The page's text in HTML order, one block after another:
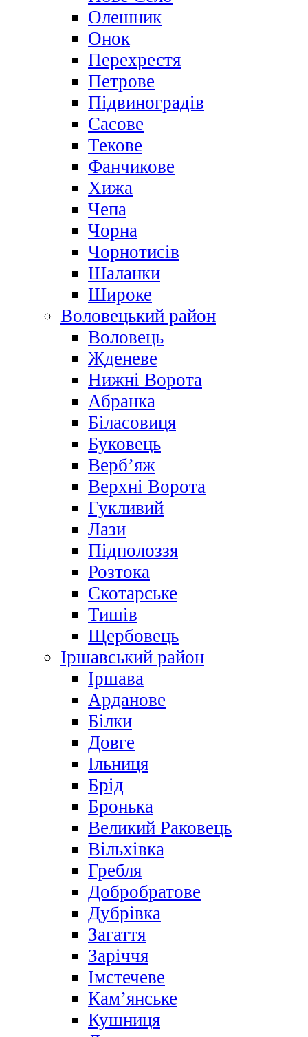
Олешник
Онок
Перехрестя
Петрове
Підвиноградів
Сасове
Текове
Фанчикове
Хижа
Чепа
Чорна
Чорнотисів
Шаланки
Широке
Воловецький район
Воловець
Жденеве
Нижні Ворота
Абранка
Біласовиця
Буковець
Верб’яж
Верхні Ворота
Гукливий
Лази
Підполоззя
Розтока
Скотарське
Тишів
Щербовець
Іршавський район
Іршава
Арданове
Білки
Довге
Ільниця
Брід
Бронька
Великий Раковець
Вільхівка
Гребля
Добробратове
Дубрівка
Загаття
Заріччя
Імстечеве
Кам’янське
Кушниця